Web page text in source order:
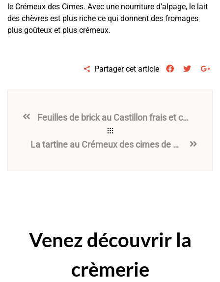
le Crémeux des Cimes. Avec une nourriture d’alpage, le lait
des chèvres est plus riche ce qui donnent des fromages
plus goûteux et plus crémeux.
Partager cet article
Feuilles de brick au Castillon frais et courgettes du jardin
La tartine au Crémeux des cimes de Mr Dédé
Venez découvrirla
crèmerie